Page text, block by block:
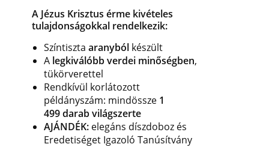
A Jézus Krisztus érme kivételes
tulajdonságokkal rendelkezik:
Színtiszta aranyból készült
A legkiválóbb verdei minőségben,
tükörverettel
Rendkívül korlátozott
példányszám: mindössze 1
499darabvilágszerte
AJÁNDÉK: elegáns díszdoboz és
Eredetiséget Igazoló Tanúsítvány